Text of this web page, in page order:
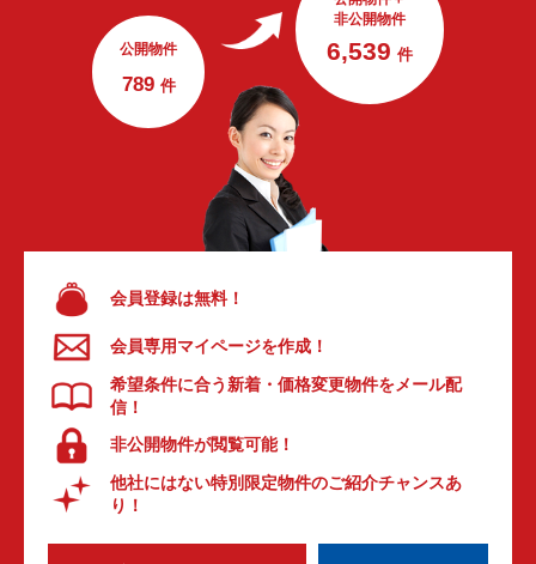
公開物件
789 件
非公開物件
6,539 件
会員登録は無料！
会員専用マイページを作成！
希望条件に合う新着・価格変更物件をメール配
信！
非公開物件が閲覧可能！
他社にはない特別限定物件のご紹介チャンスあ
り！